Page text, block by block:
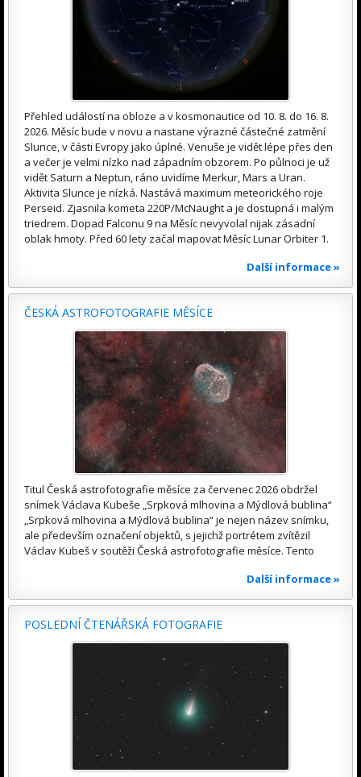
Přehled událostí na obloze a v kosmonautice od 10. 8. do 16. 8.
2026. Měsíc bude v novu a nastane výrazné částečné zatmění
Slunce, v části Evropy jako úplné. Venuše je vidět lépe přes den
a večer je velmi nízko nad západním obzorem. Po půlnoci je už
vidět Saturn a Neptun, ráno uvidíme Merkur, Mars a Uran.
Aktivita Slunce je nízká. Nastává maximum meteorického roje
Perseid. Zjasnila kometa 220P/McNaught a je dostupná i malým
triedrem. Dopad Falconu 9 na Měsíc nevyvolal nijak zásadní
oblak hmoty. Před 60 lety začal mapovat Měsíc Lunar Orbiter 1.
Další informace »
ČESKÁ ASTROFOTOGRAFIE MĚSÍCE
Titul Česká astrofotografie měsíce za červenec 2026 obdržel
snímek Václava Kubeše „Srpková mlhovina a Mýdlová bublina“
„Srpková mlhovina a Mýdlová bublina“ je nejen název snímku,
ale především označení objektů, s jejichž portrétem zvítězil
Václav Kubeš v soutěži Česká astrofotografie měsíce. Tento
Další informace »
POSLEDNÍ ČTENÁŘSKÁ FOTOGRAFIE